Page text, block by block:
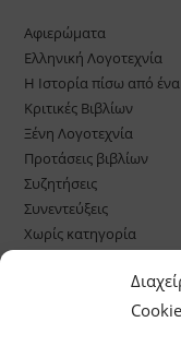
Αφιερώματα
Ελληνική Λογοτεχνία
Η Ιστορία πίσω από ένα
Κριτικές Βιβλίων
Ξένη Λογοτεχνία
Προτάσεις βιβλίων
Συζητήσεις
Συνεντεύξεις
Χωρίς κατηγορία